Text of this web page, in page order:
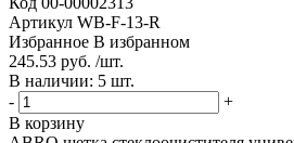
Артикул WB-F-13-R
Избранное В избранном
245.53 руб. /шт.
В наличии: 5 шт.
-
+
В корзину